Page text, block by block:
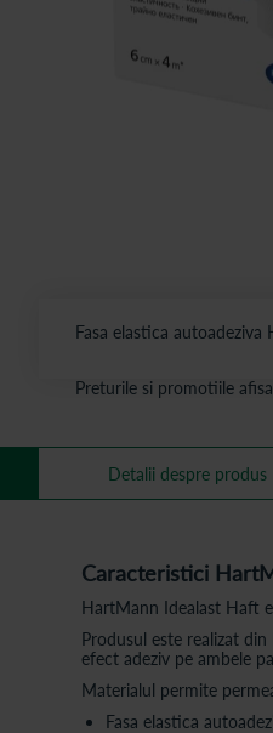
Fasa elastica
Preturile si promotiile
Detalii despre produs
Caracteristici
HartMann Idealast Haft
Produsul este realizat
efect adeziv pe ambele
Materialul permite
Fasa elastica